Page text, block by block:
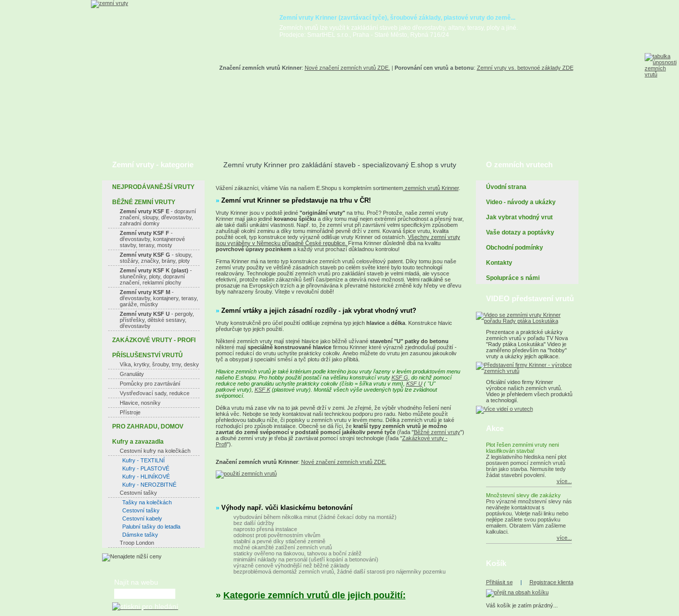
Zemní vruty Krinner (zavrtávací tyče), šroubové základy, plastové vruty do země...
Zemních vrutů lze využít k zakládání staveb jako dřevostavby, altany, terasy, ploty a jiné.
Prodejce: SmartHEL s.r.o., Praha - Staré Město, Rybná 716/24
Značení zemních vrutů Krinner: Nové značení zemních vrutů ZDE. | Porovnání cen vrutů a betonu: Zemní vruty vs. betovnoé základy ZDE
Zemní vruty Krinner pro zakládání staveb - specializovaný E.shop s vruty
Vážení zákazníci, vítáme Vás na našem E.Shopu s kompletním sortimentemzemních vrutů Krinner.
» Zemní vrut Krinner se představuje na trhu v ČR!
Vruty Krinner jsou v podstě jediné "originální vruty"na trhu. Proč? Protože, naše zemní vruty
Krinner mají jako jedinékovanou špičku a díky tomu mají nejen extrémní průchodnost a přesný tvar,
ale také další unikátní vlastnosti. Např. to, že zemní vrut při zavrtávní velmi specifickým způsobem
zahuštujě okolní zeminu a díky tomu mimořádně pevně drží v zemi. Kovaná špice vrutu, kvalita
použité oceli, typ konstrukce tedy výrazně odlišuje vruty Krinner od ostatních. Všechny zemní vruty
jsou vyráběny v Německu případně České republice.
Firma Krinner důsledně dbá na kvalitu
povrchové úpravy pozinkem a každý vrut prochazí důkladnou kontrolou!
Firma Krinner má na tento typ konstrukce zemních vrutů celosvětový patent. Díky tomu jsou naše
zemní vruty použity ve většině zásadních staveb po celém světe které bylo touto technologií
realizovány. Technologie použití zemních vrutů pro zakládání staveb je velmi mladá, ale vysoce
efektivní, protože našim zákazníků šetří čas/peníze a otevírá nové možnosti. Velmi radikálně se
prosazuje na Evropských trzích a je přirovnávána k převratné historické změně kdy hřeby ve dřevu
byly nahrazeny šrouby. Vítejte v revoluční době!
» Zemní vrtáky a jejich zásadní rozdíly - jak vybrat vhodný vrut?
Vruty konstrukčně pro účel použití odlišuje zejména typ jejichhlavice a délka. Konstrukce hlavic
předurčuje typ jejich použití.
Některé zemních vruty mají stejné hlavice jako běžně užívané stavební "U" patky do betonu
některé mají speciálně konstruované hlavice firmou Krinner které výrazně zjednodušují použití -
pomocí redukcí do vrutu uchytíte prakticky cokoliv. Anebo můžete do vrutu jen zasunou jakoukoliv
tyč a obsypat ji specialní směsí a tyč plotu drží jako přibitá.
Hlavice zemních vrutů je také kritérium podle kterého jsou vruty řazeny v levém produktovém menu
našeho E.shopu. Pro hobby použití postačí na většinu konstrukcí vruty KSF G , do nichž pomocí
redukce nebo granulátu uchytíte prakticky cokoliv (číslo = šířka vrutu v mm), KSF U( "U"
patkové vruty), KSF K(plastové vruty). Montáž všech výše uvedených typů lze zvládnout
svépomocí.
Délka vrutu má zase vliv na to jak pevně drží v zemi. Je zřejmé, že výběr vhodného řešení není
lehká věc. Nebojte se tedy kontaktovat naši technickou podporu pro radu. Nebo můžete použít
přehledovou tabulku níže, či popisky u zemních vrutu v levém menu. Délka zemních vrutů je také
rozhodující pro způsob instalace. Obecně se dá říci, že kratší typy zemních vrutů je možno
zavrtat do země svépomocí v podstatě pomocí jakékoliv pevné tyče (řada "Běžné zemní vruty")
a dlouhé zemní vruty je třeba již zavrtávat pomocí strojní technologie (řada "Zakázkové vruty -
Profi").
Značení zemních vrutů Krinner: Nové značení zemních vrutů ZDE.
» Výhody např. vůči klasickému betonování
vybudování během několika minut (žádné čekací doby na montáž)
bez další údržby
naprosto přesná instalace
odolnost proti povětrnostním vlivům
stabilní a pevné díky stlačené zemině
možné okamžité zatížení zemních vrutů
staticky ověřeno na tlakovou, tahovou a boční zátěž
minimální náklady na personál (ušetří kopání a betonování)
výrazně cenově výhodnější než běžné základy
bezproblémová demontáž zemních vrutů, žádné další starosti pro nájemníky pozemku
» Kategorie zemních vrutů dle jejich použití:
Zemní vruty - kategorie
NEJPRODÁVANĚJŠÍ VRUTY
BĚŽNÉ ZEMNÍ VRUTY
Zemní vruty KSF E- dopravní
značení, sloupy, dřevostavby,
zahradní domky
Zemní vruty KSF F-
dřevostavby, kontajnerové
stavby, terasy, mosty
Zemní vruty KSF G - sloupy,
stožáry, značky, brány, ploty
Zemní vruty KSF K (plast) -
slunečníky, ploty, dopravní
značení, reklamní plochy
Zemní vruty KSF M-
dřevostavby, kontajnery, terasy,
garáže, můstky
Zemní vruty KSF U- pergoly,
přístřešky, dětské sestavy,
dřevostavby
ZAKÁZKOVÉ VRUTY - PROFI
PŘÍSLUŠENSTVÍ VRUTŮ
Víka, krytky, šrouby, trny, desky
Granuláty
Pomůcky pro zavrtávání
Vystřeďovací sady, redukce
Hlavice, nosníky
Přístroje
PRO ZAHRADU, DOMOV
Kufry a zavazadla
Cestovní kufry na kolečkách
Kufry - TEXTILNÍ
Kufry - PLASTOVÉ
Kufry - HLINÍKOVÉ
Kufry - NEROZBITNÉ
Cestovní tašky
Tašky na kolečkách
Cestovní tašky
Cestovní kabely
Palubní tašky do letadla
Dámske tašky
Troop London
Najít na webu
O zemních vrutech
Úvodní strana
Video - návody a ukázky
Jak vybrat vhodný vrut
Vaše dotazy a poptávky
Obchodní podmínky
Kontakty
Spolupráce s námi
VIDEO představení vrutů
Prezentace a praktické ukázky
zemních vrutů v pořadu TV Nova
"Rady ptáka Loskutáka" Video je
zaměřeno především na "hobby"
vruty a ukázky jejich aplikace.
Oficiální video firmy Krinner
výrobce našich zemních vrutů.
Video je přehledem všech produktů
a technologií.
Akce
Plot řešen zemními vruty neni
klasifikován stavba!
Z legislativního hlediska není plot
postaven pomocí zemních vrutů
brán jako stavba. Nemusíte tedy
žádat stavební povolení.
více...
Množstevní slevy dle zakázky
Pro výrazné množstevní slevy nás
neváhejte kontaktovat s
poptávkou. Voletje naši linku nebo
nejlépe zašlete svou poptávku
emailem. Obratem Vám zašleme
kalkulaci.
více...
Košík
Přihlásit se| Registrace klienta
Váš košík je zatím prázdný...